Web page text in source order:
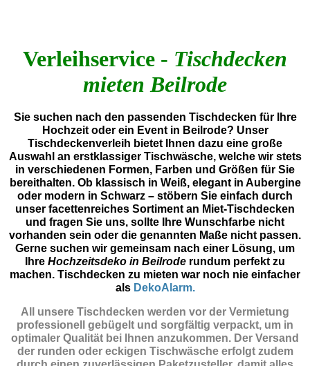
Verleihservice - Tischdecken
mieten Beilrode
Sie suchen nach den passenden Tischdecken für Ihre
Hochzeit oder ein Event in Beilrode? Unser
Tischdeckenverleih bietet Ihnen dazu eine große
Auswahl an erstklassiger Tischwäsche, welche wir stets
in verschiedenen Formen, Farben und Größen für Sie
bereithalten. Ob klassisch in Weiß, elegant in Aubergine
oder modern in Schwarz – stöbern Sie einfach durch
unser facettenreiches Sortiment an Miet-Tischdecken
und fragen Sie uns, sollte Ihre Wunschfarbe nicht
vorhanden sein oder die genannten Maße nicht passen.
Gerne suchen wir gemeinsam nach einer Lösung, um
Ihre Hochzeitsdeko in Beilrode rundum perfekt zu
machen. Tischdecken zu mieten war noch nie einfacher
als DekoAlarm.
All unsere Tischdecken werden vor der Vermietung
professionell gebügelt und sorgfältig verpackt, um in
optimaler Qualität bei Ihnen anzukommen. Der Versand
der runden oder eckigen Tischwäsche erfolgt zudem